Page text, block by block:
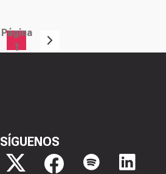
Página
1
SÍGUENOS